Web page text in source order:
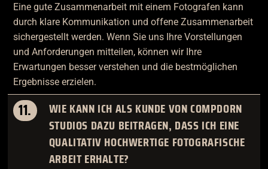
Eine gute Zusammenarbeit mit einem Fotografen kann
durch klare Kommunikation und offene Zusammenarbeit
sichergestellt werden. Wenn Sie uns Ihre Vorstellungen
und Anforderungen mitteilen, können wir Ihre
Erwartungen besser verstehen und die bestmöglichen
Ergebnisse erzielen.
11.
WIE KANN ICH ALS KUNDE VON COMPDORN
STUDIOS DAZU BEITRAGEN, DASS ICH EINE
QUALITATIV HOCHWERTIGE FOTOGRAFISCHE
ARBEIT ERHALTE?